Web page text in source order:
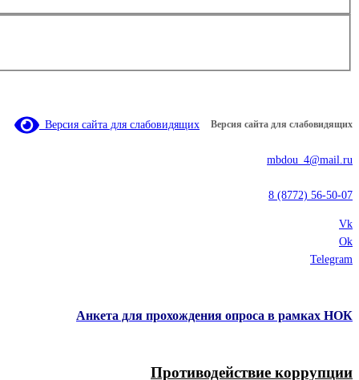
Версия сайта для слабовидящих Версия сайта для слабовидящих
mbdou_4@mail.ru
8 (8772) 56-50-07
Vk
Ok
Telegram
Анкета для прохождения опроса в рамках НОК
Противодействие коррупции